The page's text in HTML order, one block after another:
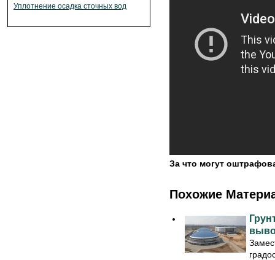
Уплотнение осадка сточных вод
За что могут
Похожие